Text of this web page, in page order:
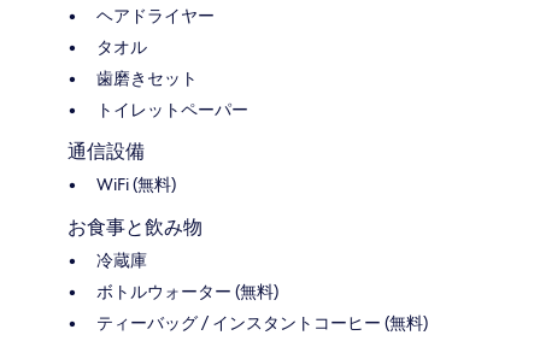
ヘアドライヤー
タオル
歯磨きセット
トイレットペーパー
通信設備
WiFi (無料)
お食事と飲み物
冷蔵庫
ボトルウォーター (無料)
ティーバッグ / インスタントコーヒー (無料)